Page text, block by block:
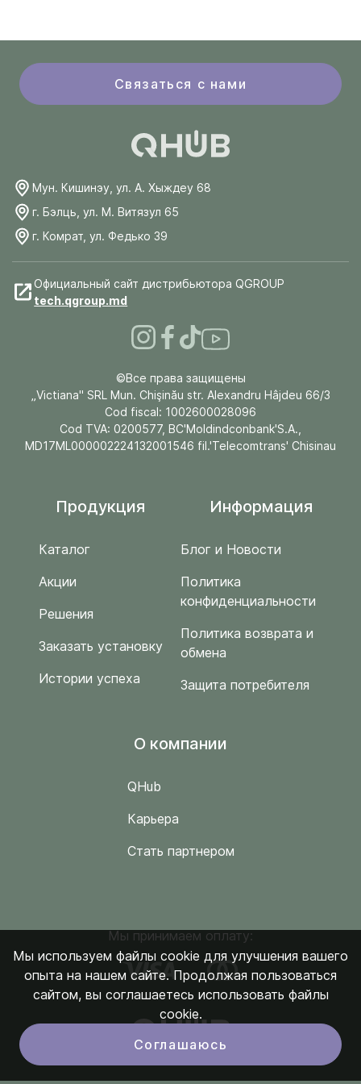
Связаться с нами
Мун. Кишинэу, ул. А. Хыждеу 68
г. Бэлць, ул. М. Витязул 65
г. Комрат, ул. Федько 39
Официальный сайт дистрибьютора QGROUP
tech.qgroup.md
©Все права защищены
„Victiana" SRL Mun. Chişinău str. Alexandru Hâjdeu 66/3
Cod fiscal: 1002600028096
Cod TVA: 0200577, BC'Moldindconbank'S.A.,
MD17ML000002224132001546 fil.'Telecomtrans' Chisinau
Продукция
Каталог
Акции
Решения
Заказать установку
Истории успеха
Информация
Блог и Новости
Политика
конфиденциальности
Политика возврата и
обмена
Защита потребителя
O компании
QHub
Карьера
Стать партнером
Мы принимаем оплату:
Мы используем файлы cookie для улучшения вашего
опыта на нашем сайте. Продолжая пользоваться
сайтом, вы соглашаетесь использовать файлы
cookie.
Соглашаюсь